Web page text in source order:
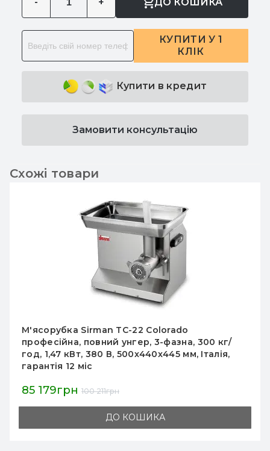
КУПИТИ У 1
КЛІК
Купити в кредит
Замовити консультацію
Схожі товари
М'ясорубка APACH ATS 22 UT, 300 кг/год,
Unger, 1,1 кВт, 1Ф 220 В, решітки Ø10/8/6 мм,
реверс, корпус нерж.сталь, 470×240×510, для
ресторанів
54 365грн 63 959грн
ДО КОШИКА